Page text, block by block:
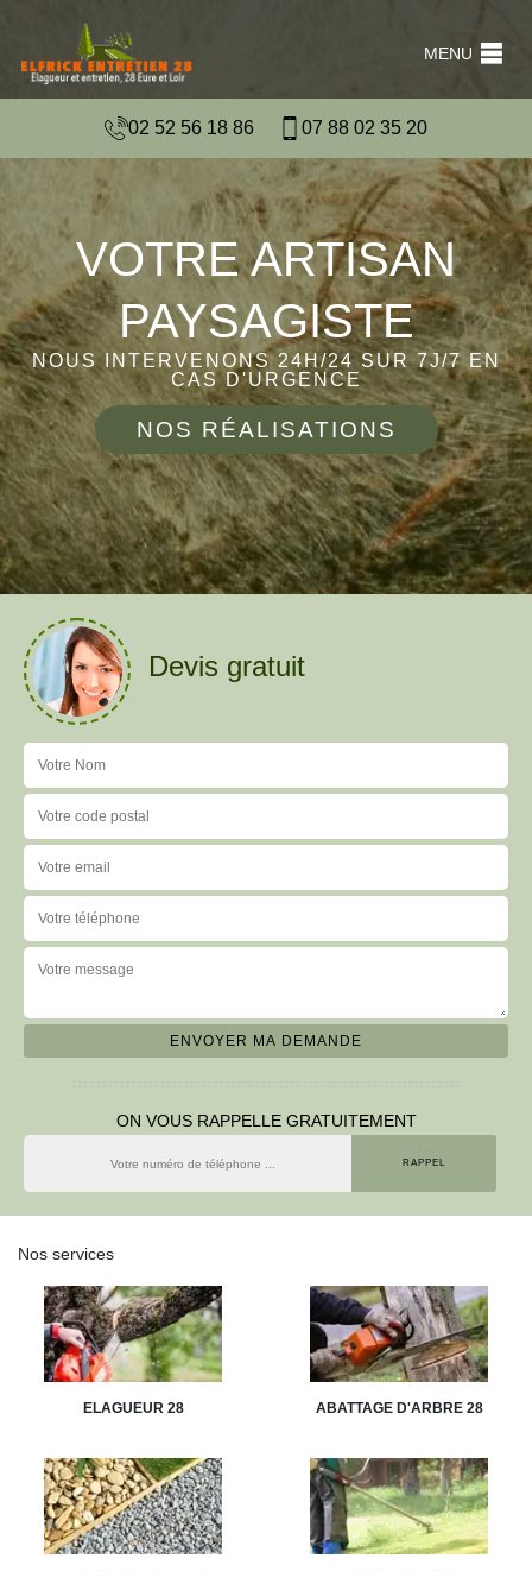
MENU
02 52 56 18 86 07 88 02 35 20
VOTRE ARTISAN
PAYSAGISTE
NOUS INTERVENONS 24H/24 SUR 7J/7 EN
CAS D'URGENCE
NOS RÉALISATIONS
Devis gratuit
ON VOUS RAPPELLE GRATUITEMENT
Nos services
ELAGUEUR 28 ABATTAGE D'ARBRE 28